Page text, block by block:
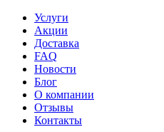
Услуги
Акции
Доставка
FAQ
Новости
Блог
О компании
Отзывы
Контакты